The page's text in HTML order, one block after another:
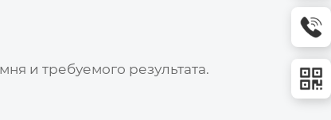
и требуемого результата.